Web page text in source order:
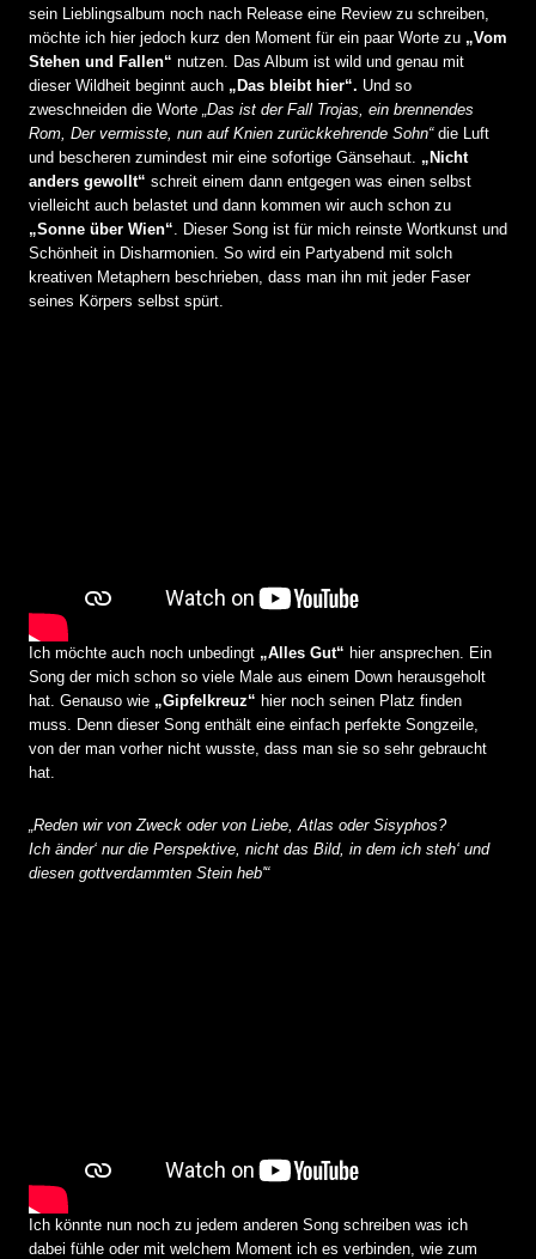
sein Lieblingsalbum noch nach Release eine Review zu schreiben,
möchte ich hier jedoch kurz den Moment für ein paar Worte zu „Vom
Stehen und Fallen“ nutzen. Das Album ist wild und genau mit
dieser Wildheit beginnt auch „Das bleibt hier“. Und so
zweschneiden die Worte „ Das ist der Fall Trojas ein brennendes
Rom, Der vermisste, nun auf Knien zurückkehrende Sohn“die Luft
und bescheren zumindest mir eine sofortige Gänsehaut. „Nicht
anders gewollt“ schreit einem dann entgegen was einen selbst
vielleicht auch belastet und dann kommen wir auch schon zu
„Sonne über Wien“ . Dieser Song ist für mich reinste Wortkunst und
Schönheit in Disharmonien. So wird ein Partyabend mit solch
kreativen Metaphern beschrieben, dass man ihn mit jeder Faser
seines Körpers selbst spürt.
Ich möchte auch noch unbedingt „Alles Gut“ hier ansprechen. Ein
Song der mich schon so viele Male aus einem Down herausgeholt
hat. Genauso wie „Gipfelkreuz“ hier noch seinen Platz finden
muss. Denn dieser Song enthält eine einfach perfekte Songzeile,
von der man vorher nicht wusste, dass man sie so sehr gebraucht
hat.
Reden wir von Zweck oder von Liebe Atlas oder Sisyphos?
Ich änder‘ nur die Perspektive, nicht das Bild, in dem ich steh‘ und
diesen gottverdammten Stein heb'“
Ich könnte nun noch zu jedem anderen Song schreiben was ich
dabei fühle oder mit welchem Moment ich es verbinden, wie zum